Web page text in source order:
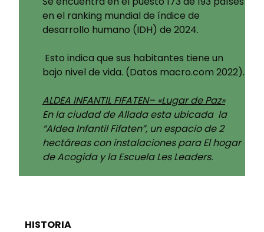
en el ranking mundial de índice de
desarrollo humano (IDH) de 2024.
Esto indica que sus habitantes tiene un
bajo nivel de vida. (Datos macro.com 2022).
ALDEA INFANTIL FIFATEN– «Lugar de Paz»
En la ciudad de Allada esta ubicada la
“Aldea Infantil Fifaten”, un espacio de 2
hectáreas con instalaciones para El hogar
de Acogida y la Escuela Les Leaders.
HISTORIA